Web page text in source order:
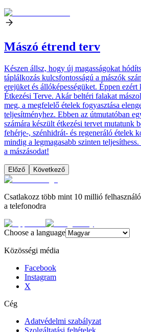
Mászó étrend terv
Készen állsz, hogy új magasságokat
táplálkozás kulcsfontosságú a mászók
erejüket és állóképességüket. Éppen
Étkezési Terve. Akár beltéri falakat
meg, a megfelelő ételek fogyasztása
teljesítményhez. Ebben az útmutatóban
számára készült étkezési tervet mutatunk
fehérje-, szénhidrát- és regeneráló ételek
mindig a legmagasabb szinten
a mászásodat!
Előző Következő
Csatlakozz több mint 10 millió
a telefonodra
Choose a language
Közösségi média
Facebook
Instagram
X
Cég
Adatvédelmi szabályzat
Szolgáltatási feltételek